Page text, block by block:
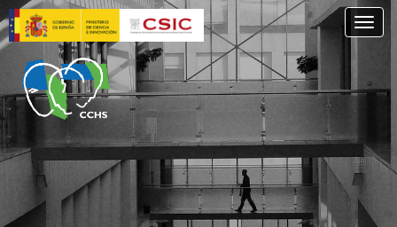
Pasar
al
contenido
principal